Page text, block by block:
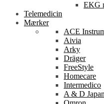
EKG
Telemedicin
Mærker
ACE
Aivia
Arky
Dräger
FreeStyle
Homecare
Intermedico
A & D